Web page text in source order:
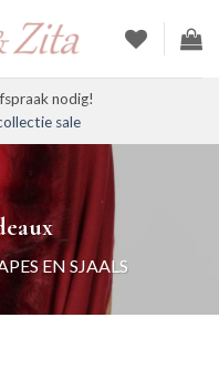
nodig!
sale
EN SJAALS